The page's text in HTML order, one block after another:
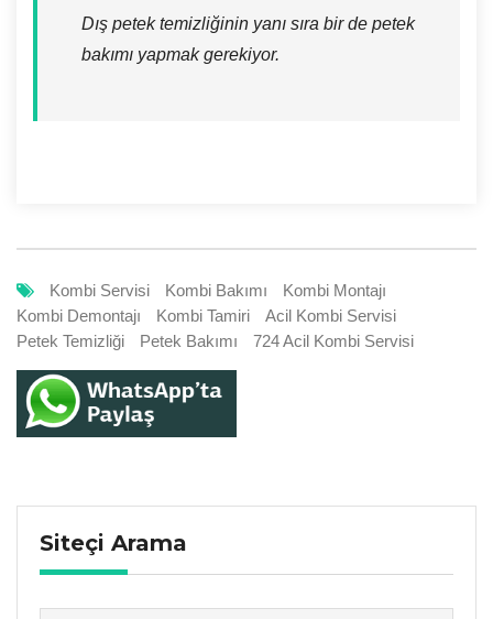
Dış petek temizliğinin yanı sıra bir de petek
bakımı yapmak gerekiyor.
Kombi Servisi Kombi Bakımı
Kombi Montajı
Kombi Demontajı
Kombi Tamiri
Acil Kombi Servisi
Petek Temizliği
Petek Bakımı 724 Acil Kombi Servisi
Siteçi Arama